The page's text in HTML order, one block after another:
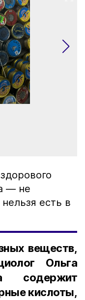
— не
есть в
веществ,
Ольга
кислоты,